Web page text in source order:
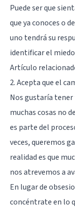
Puede ser que
que ya conoces o
uno tendrá su
identificar el
Artículo
2. Acepta que el
Nos gustaría
muchas cosas no
es parte del
veces, queremos
realidad es que
nos atrevemos a
En lugar de
concéntrate en lo